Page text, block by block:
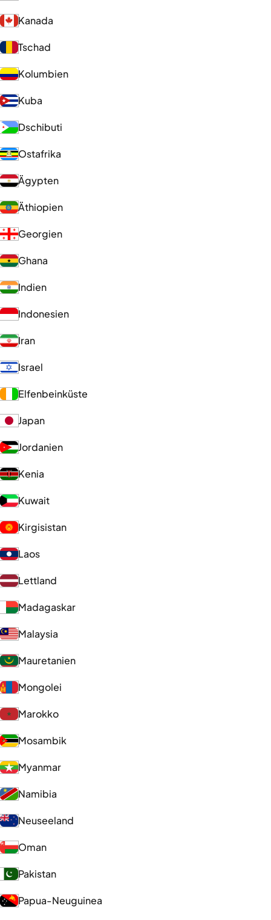
Kanada
Tschad
Kolumbien
Kuba
Dschibuti
Ostafrika
Ägypten
Äthiopien
Georgien
Ghana
Indien
Indonesien
Iran
Israel
Elfenbeinküste
Japan
Jordanien
Kenia
Kuwait
Kirgisistan
Laos
Lettland
Madagaskar
Malaysia
Mauretanien
Mongolei
Marokko
Mosambik
Myanmar
Namibia
Neuseeland
Oman
Pakistan
Papua-Neuguinea